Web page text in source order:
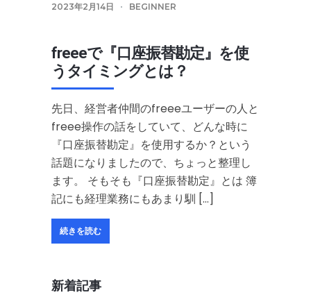
2023年2月14日 BEGINNER
freeeで『口座振替勘定』を使
うタイミングとは？
先日、経営者仲間のfreeeユーザーの人と
freee操作の話をしていて、どんな時に
『口座振替勘定』を使用するか？という
話題になりましたので、ちょっと整理し
ます。 そもそも『口座振替勘定』とは 簿
記にも経理業務にもあまり馴 […]
続きを読む
新着記事